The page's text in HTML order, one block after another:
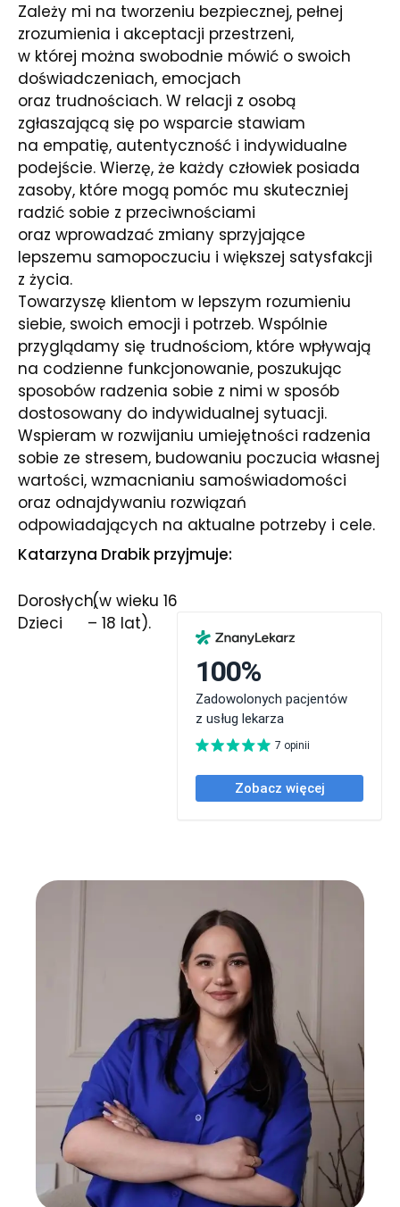
Zależy mi na tworzeniu bezpiecznej, pełnej
zrozumienia i akceptacji przestrzeni,
w której można swobodnie mówić o swoich
doświadczeniach, emocjach
oraz trudnościach. W relacji z osobą
zgłaszającą się po wsparcie stawiam
na empatię, autentyczność i indywidualne
podejście. Wierzę, że każdy człowiek posiada
zasoby, które mogą pomóc mu skuteczniej
radzić sobie z przeciwnościami
oraz wprowadzać zmiany sprzyjające
lepszemu samopoczuciu i większej satysfakcji
z życia.
Towarzyszę klientom w lepszym rozumieniu
siebie, swoich emocji i potrzeb. Wspólnie
przyglądamy się trudnościom, które wpływają
na codzienne funkcjonowanie, poszukując
sposobów radzenia sobie z nimi w sposób
dostosowany do indywidualnej sytuacji.
Wspieram w rozwijaniu umiejętności radzenia
sobie ze stresem, budowaniu poczucia własnej
wartości, wzmacnianiu samoświadomości
oraz odnajdywaniu rozwiązań
odpowiadających na aktualne potrzeby i cele.
Katarzyna Drabik przyjmuje:
Dorosłych
Dzieci
(w wieku 16
– 18 lat).